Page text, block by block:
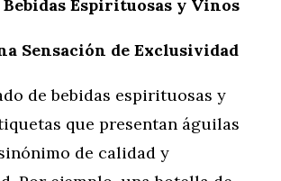
Espirituosas y Vinos
Sensación de Exclusividad
de bebidas espirituosas y
que presentan águilas
de calidad y